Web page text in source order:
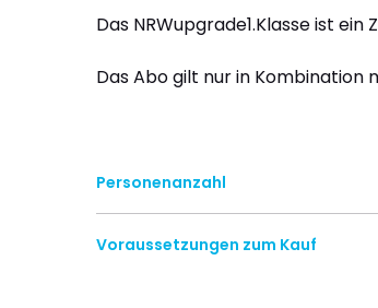
Das NRWupgrade1.Klasse ist
Das Abo gilt nur in
Personenanzahl
Voraussetzungen zum Kauf